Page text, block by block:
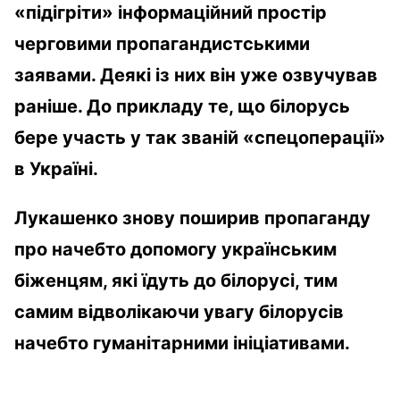
«підігріти» інформаційний простір
черговими пропагандистськими
заявами. Деякі із них він уже озвучував
раніше. До прикладу те, що білорусь
бере участь у так званій «спецоперації»
в Україні.
Лукашенко знову поширив пропаганду
про начебто допомогу українським
біженцям, які їдуть до білорусі, тим
самим відволікаючи увагу білорусів
начебто гуманітарними ініціативами.